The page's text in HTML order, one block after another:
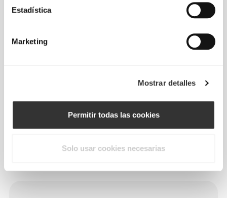
Estadística
Marketing
Mostrar detalles
Permitir todas las cookies
Solo usar cookies necesarias
- 22 cm - 8,66"
C- 28 cm - 11,02"|D- 60 cm - 23,62"